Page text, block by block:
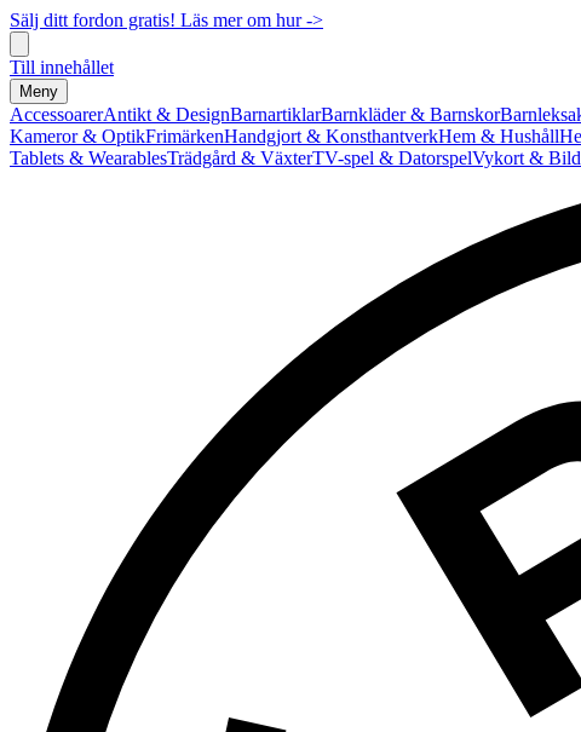
Sälj ditt fordon gratis! Läs mer om hur ->
Till innehållet
Meny
AccessoarerAntikt & DesignBarnartiklarBarnkläder & Barnskor
Kameror & OptikFrimärkenHandgjort & KonsthantverkHem & Hushåll
Tablets & WearablesTrädgård & VäxterTV-spel & DatorspelVykort &